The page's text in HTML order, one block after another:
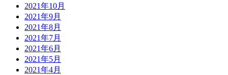
2021年10月
2021年9月
2021年8月
2021年7月
2021年6月
2021年5月
2021年4月